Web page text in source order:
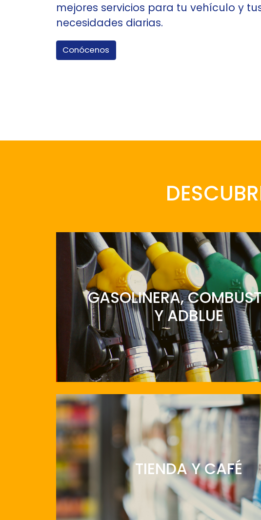
mejores servicios para tu vehículo y
necesidades diarias.
Conócenos
GASOLINERA,
Y ADBLUE
TIENDA Y CAFÉ